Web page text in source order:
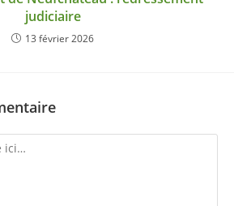
judiciaire
13 février 2026